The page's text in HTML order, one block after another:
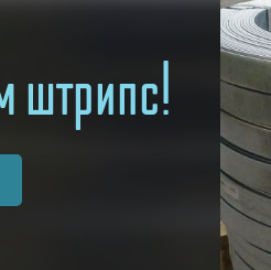
штрипс!